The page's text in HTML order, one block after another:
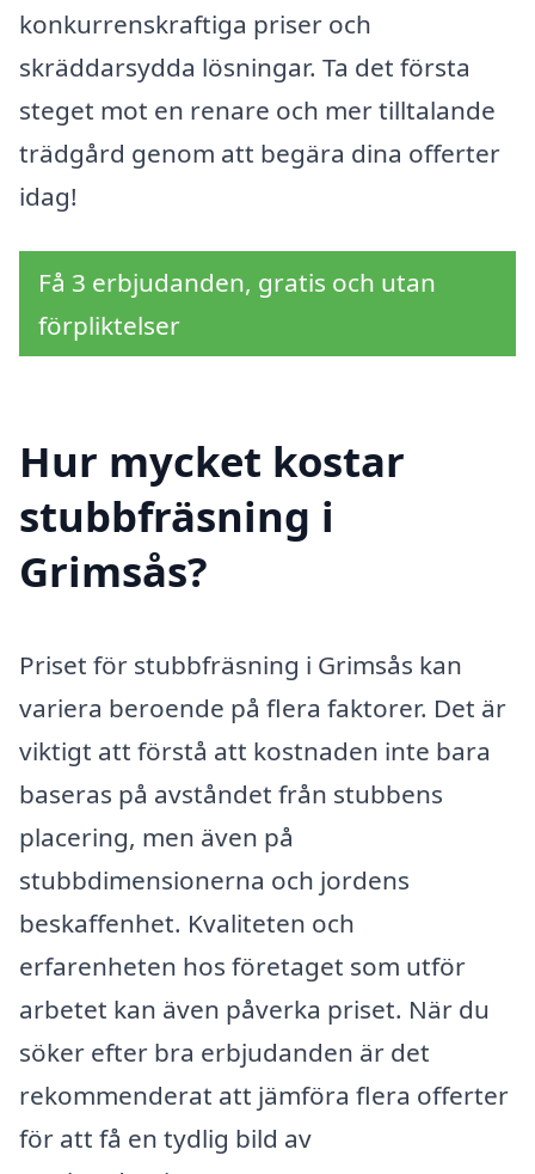
konkurrenskraftiga priser och
skräddarsydda lösningar. Ta det första
steget mot en renare och mer tilltalande
trädgård genom att begära dina offerter
idag!
Få 3 erbjudanden, gratis och utan
förpliktelser
Hur mycket kostar
stubbfräsning i
Grimsås?
Priset för stubbfräsning i Grimsås kan
variera beroende på flera faktorer. Det är
viktigt att förstå att kostnaden inte bara
baseras på avståndet från stubbens
placering, men även på
stubbdimensionerna och jordens
beskaffenhet. Kvaliteten och
erfarenheten hos företaget som utför
arbetet kan även påverka priset. När du
söker efter bra erbjudanden är det
rekommenderat att jämföra flera offerter
för att få en tydlig bild av